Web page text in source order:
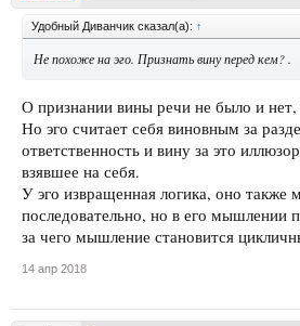
Удобный Диванчик сказал(а): ↑
Не похоже на эго. Признать вину перед кем? .
О признании вины речи не было и
Но эго считает себя виновным за
ответственность и вину за это
взявшее на себя.
У эго извращенная логика, оно также
последовательно, но в его мышлении
за чего мышление становится
14 апр 2018